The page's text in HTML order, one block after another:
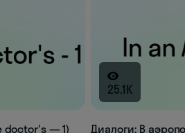
doctor's — 1)
25.1K
Диалоги: В